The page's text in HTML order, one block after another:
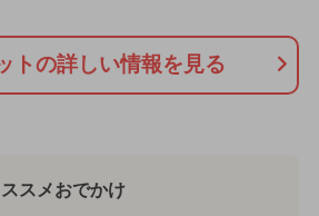
トの詳しい情報を見る
スメおでかけ